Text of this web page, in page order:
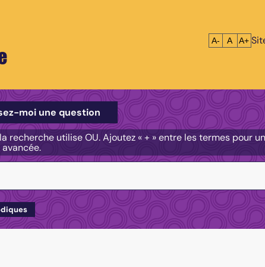
Réduire le
A- A A+
moi une question
recherche utilise OU. Ajoutez « + » entre les termes pour